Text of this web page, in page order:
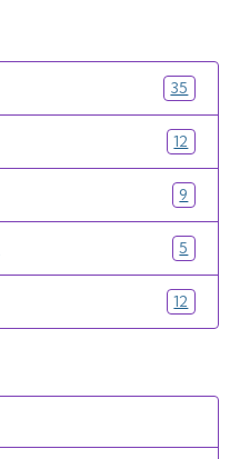
35
12
9
5
12